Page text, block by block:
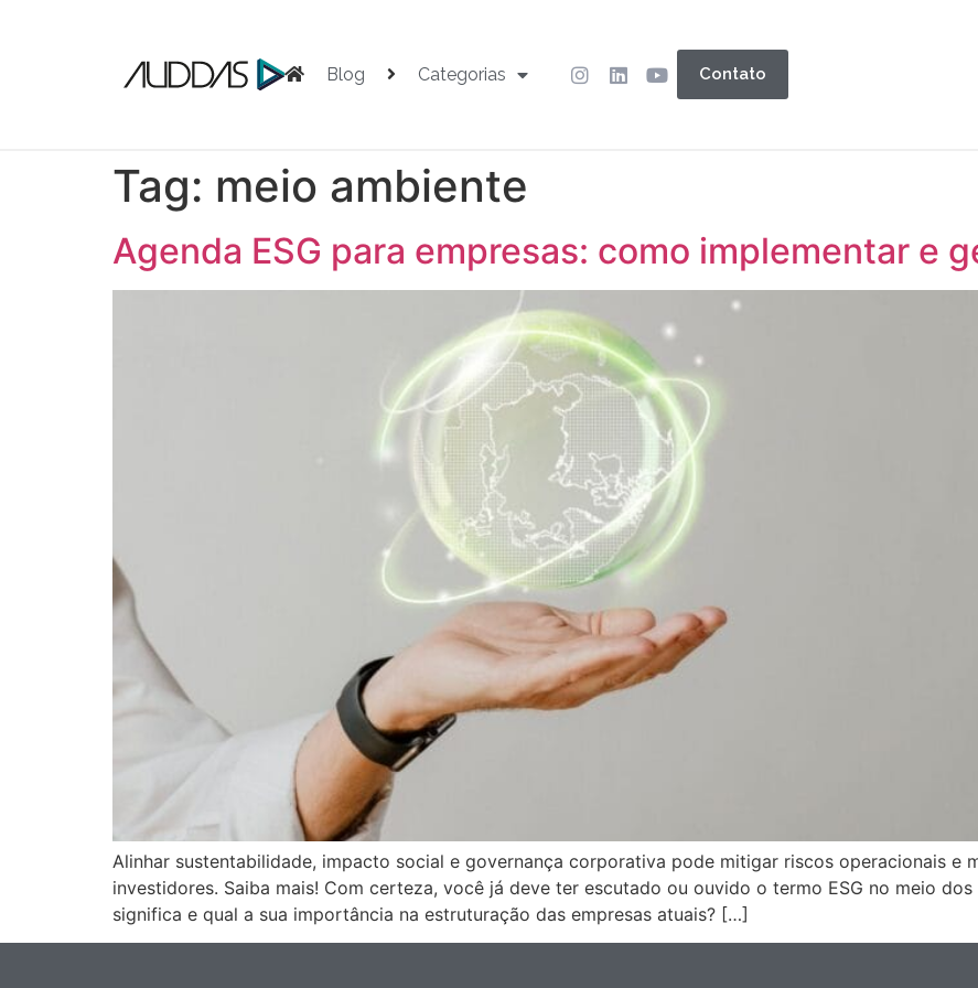
Blog Categorias Contato
Tag: meio ambiente
Agenda ESG para empresas: como implementar e
Alinhar sustentabilidade, impacto social e governança corporativa pode mitigar riscos operacionais e
investidores. Saiba mais! Com certeza, você já deve ter escutado ou ouvido o termo ESG no meio
significa e qual a sua importância na estruturação das empresas atuais? […]